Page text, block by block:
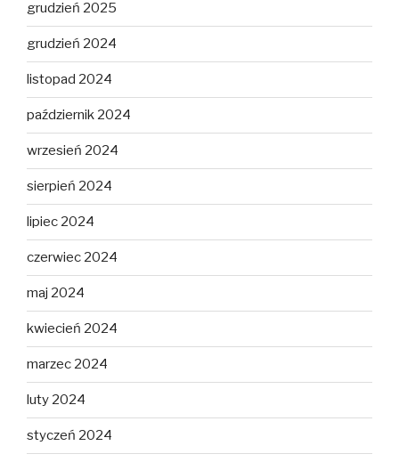
grudzień 2025
grudzień 2024
listopad 2024
październik 2024
wrzesień 2024
sierpień 2024
lipiec 2024
czerwiec 2024
maj 2024
kwiecień 2024
marzec 2024
luty 2024
styczeń 2024